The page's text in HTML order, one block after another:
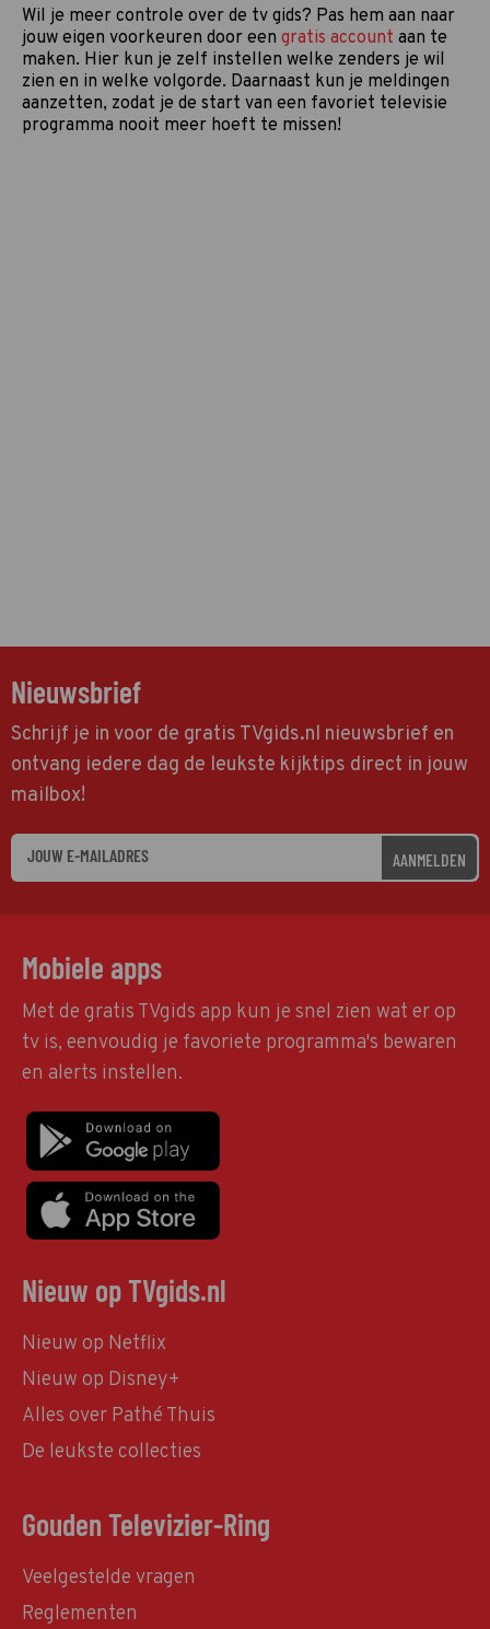
Wil je meer controle over de tv gids? Pas hem aan naar
jouw eigen voorkeuren door een gratis account aan te
maken. Hier kun je zelf instellen welke zenders je wil
zien en in welke volgorde. Daarnaast kun je meldingen
aanzetten, zodat je de start van een favoriet televisie
programma nooit meer hoeft te missen!
Nieuwsbrief
Schrijf je in voor de gratis TVgids.nl nieuwsbrief en
ontvang iedere dag de leukste kijktips direct in jouw
mailbox!
AANMELDEN
Mobiele apps
Met de gratis TVgids app kun je snel zien wat er op
tv is, eenvoudig je favoriete programma's bewaren
en alerts instellen.
Nieuw op TVgids.nl
Nieuw op Netflix
Nieuw op Disney+
Alles over Pathé Thuis
De leukste collecties
Gouden Televizier-Ring
Veelgestelde vragen
Reglementen